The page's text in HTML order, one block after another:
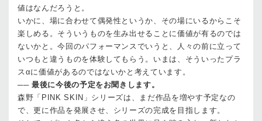
値はなんだろうと。
いかに、場に合わせて偶発性というか、その場にいるからこそ
楽しめる。そういうものを生み出せることに価値が有るのでは
ないかと。今回のパフォーマンスでいうと、人々の前に立って
いつもと違うものを体験してもらう。いまは、そういったプラ
スαに価値があるのではないかと考えています。
── 最後に今後の予定をお聞きします。
森野 「PINK SKIN」シリーズは、まだ作品を増やす予定なの
で、更に作品を発展させ、シリーズの完成を目指します。